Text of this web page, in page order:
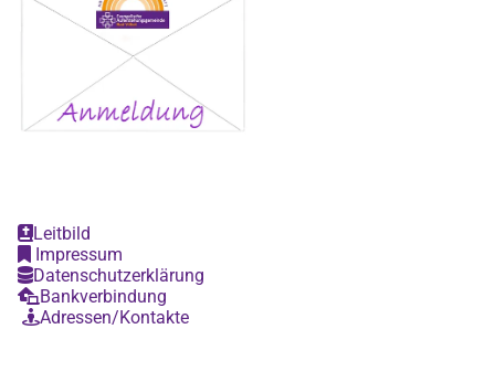
Leitbild
Impressum
Datenschutzerklärung
Bankverbindung
Adressen/Kontakte